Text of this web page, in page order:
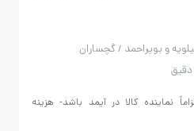
/ گچساران
در آیمد باشد- هزینه